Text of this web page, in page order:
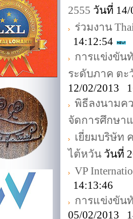
2555 วันที่ 14/
ร่วมงาน
14:12:54
การแข่งขัน
ระดับภาค ตะ
12/02/2013
พิธีลงนามค
จัดการศึกษา
เยี่ยมบริษัท
ไต้หวัน วันที่
VP
14:13:46
การแข่งขัน
05/02/2013